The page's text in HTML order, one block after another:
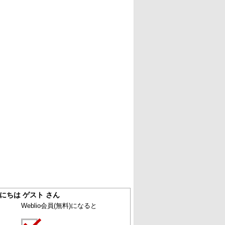
ちは ゲスト さん
Weblio会員(無料)になると